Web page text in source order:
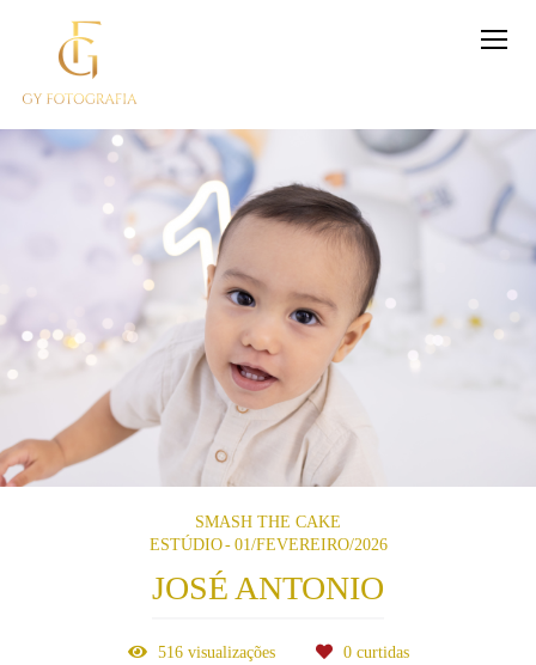
SMASH THE CAKE
ESTÚDIO
01/FEVEREIRO/2026
JOSÉ ANTONIO
516visualizações 0curtidas